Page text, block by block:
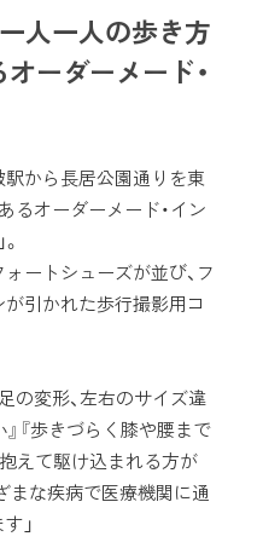
人一人の歩き方
ーダーメード・
から長居公園通りを東
るオーダーメード・イン
ートシューズが並び、フ
引かれた歩行撮影用コ
の変形、左右のサイズ違
』『歩きづらく膝や腰まで
えて駆け込まれる方が
まな疾病で医療機関に通
」